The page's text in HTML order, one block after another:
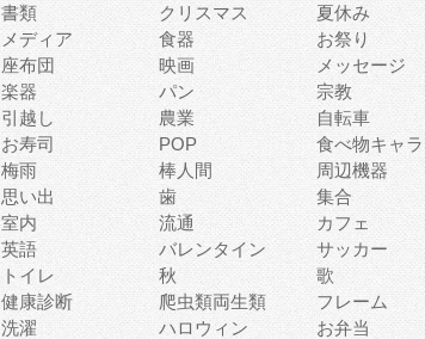
書類 クリスマス
夏休み
メディア 食器
お祭り
座布団 映画
メッセージ
楽器 パン
宗教
引越し 農業
自転車
お寿司 POP
食べ物キャラ
梅雨 棒人間
周辺機器
思い出 歯
集合
室内 流通
カフェ
英語 バレンタイン
サッカー
トイレ 秋
歌
健康診断 爬虫類両生類
フレーム
洗濯 ハロウィン
お弁当